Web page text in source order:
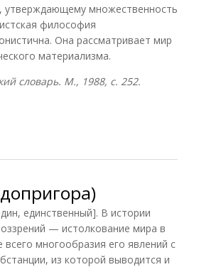
утверждающему множественность
философия
Она рассматривает мир
материализма.
словарь. М., 1988, с. 252.
единственный]. В истории
— истолкование мира в
многообразия его явлений с
из которой выводится и